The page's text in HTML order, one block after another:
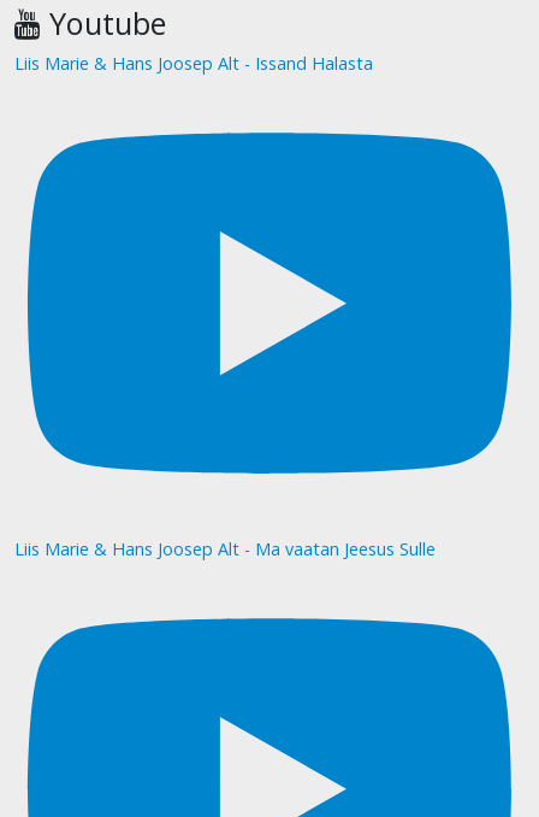
Youtube
Liis Marie & Hans Joosep Alt - Issand Halasta
Liis Marie & Hans Joosep Alt - Ma vaatan Jeesus Sulle